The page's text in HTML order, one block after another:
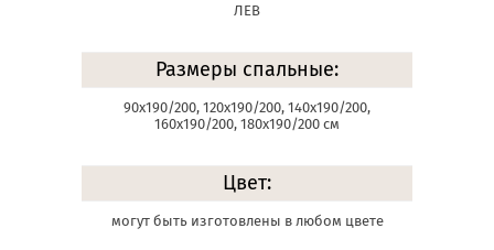
ЛЕВ
Размеры спальные:
90х190/200, 120х190/200, 140х190/200,
160х190/200, 180х190/200 см
Цвет:
могут быть изготовлены в любом цвете